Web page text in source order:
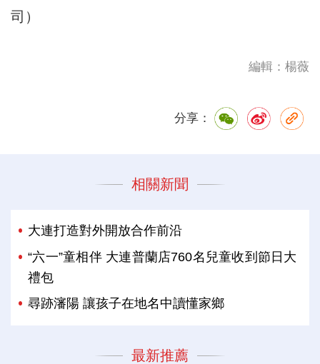
司）
編輯：楊薇
分享：
相關新聞
大連打造對外開放合作前沿
“六一”童相伴 大連普蘭店760名兒童收到節日大
禮包
尋跡瀋陽 讓孩子在地名中讀懂家鄉
最新推薦